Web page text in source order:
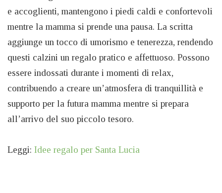
e accoglienti, mantengono i piedi caldi e confortevoli
mentre la mamma si prende una pausa. La scritta
aggiunge un tocco di umorismo e tenerezza, rendendo
questi calzini un regalo pratico e affettuoso. Possono
essere indossati durante i momenti di relax,
contribuendo a creare un’atmosfera di tranquillità e
supporto per la futura mamma mentre si prepara
all’arrivo del suo piccolo tesoro.
Leggi: Idee regalo per Santa Lucia